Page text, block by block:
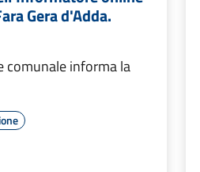
Gera d'Adda.
comunale informa la